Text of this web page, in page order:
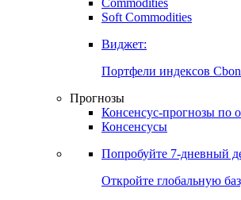
Commodities
Soft Commodities
Виджет:
Портфели индексов
Прогнозы
Консенсус-прогнозы по
Консенсусы
Попробуйте 7-дневный
Откройте глобальную